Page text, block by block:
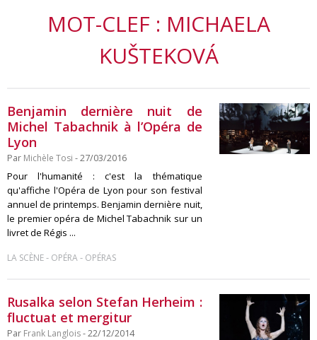
MOT-CLEF : MICHAELA
KUŠTEKOVÁ
Benjamin dernière nuit de
Michel Tabachnik à l’Opéra de
Lyon
Par Michèle Tosi - 27/03/2016
Pour l'humanité : c'est la thématique
qu'affiche l'Opéra de Lyon pour son festival
annuel de printemps. Benjamin dernière nuit,
le premier opéra de Michel Tabachnik sur un
livret de Régis ...
LA SCÈNE- OPÉRA- OPÉRAS
Rusalka selon Stefan Herheim :
fluctuat et mergitur
Par Frank Langlois- 22/12/2014